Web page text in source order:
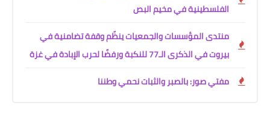
الفلسطينية في مخيم البص
منتدى المؤسسات والجمعيات ينظّم وقفة تضامنية في
بيروت في الذكرى الـ77 للنكبة ورفضًا لحرب الإبادة في غزة
مفتي صور: بالصبر والثبات نحمي وطننا